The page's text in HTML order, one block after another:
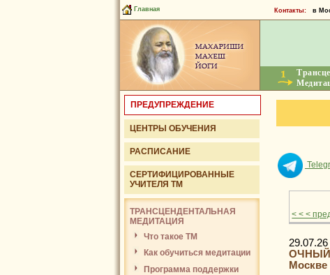
Главная Контакты: в
ПРЕДУПРЕЖДЕНИЕ
ЦЕНТРЫ ОБУЧЕНИЯ
РАСПИСАНИЕ
СЕРТИФИЦИРОВАННЫЕ
УЧИТЕЛЯ ТМ
ТРАНСЦЕНДЕНТАЛЬНАЯ
МЕДИТАЦИЯ
Что такое ТМ
Как обучиться медитации
Программа поддержки
< < <
29.07.26
ОЧНЫЙ
Москве